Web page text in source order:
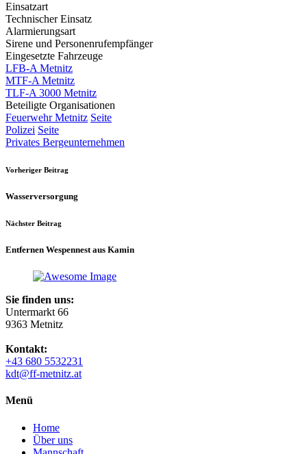
Einsatzart
Technischer Einsatz
Alarmierungsart
Sirene und Personenrufempfänger
Eingesetzte Fahrzeuge
LFB-A Metnitz
MTF-A Metnitz
TLF-A 3000 Metnitz
Beteiligte Organisationen
Feuerwehr Metnitz Seite
Polizei Seite
Privates Bergeunternehmen
Vorheriger Beitrag
Wasserversorgung
Nächster Beitrag
Entfernen Wespennest aus Kamin
Sie finden uns:
Untermarkt 66
9363 Metnitz
Kontakt:
+43 680 5532231
kdt@ff-metnitz.at
Menü
Home
Über uns